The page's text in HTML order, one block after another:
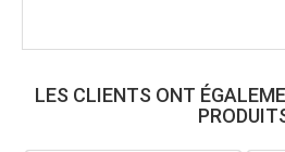
LES CLIENTS ONT